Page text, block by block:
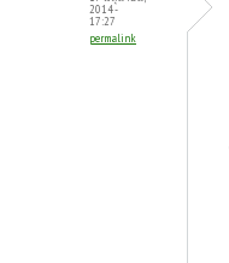
2014 -
17:27
permalink